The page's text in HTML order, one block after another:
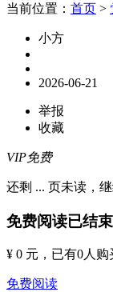
当前位置： 首页 >
小方
2026-06-21
举报
收藏
VIP免费
还剩 ... 页未读，
免费阅读已结
¥ 0 元 ，已有0人购
免费阅读